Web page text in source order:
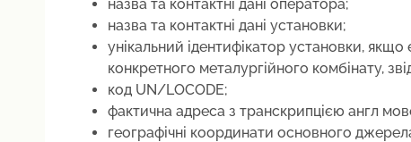
назва та контактні дані оператора;
назва та контактні дані установки;
унікальний ідентифікатор установки,
конкретного металургійного комбінату,
код UN/LOCODE;
фактична адреса з транскрипцією англ
географічні координати основного